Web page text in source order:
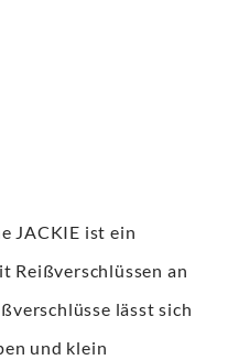
JACKIE ist ein
Reißverschlüssen an
lässt sich
und klein